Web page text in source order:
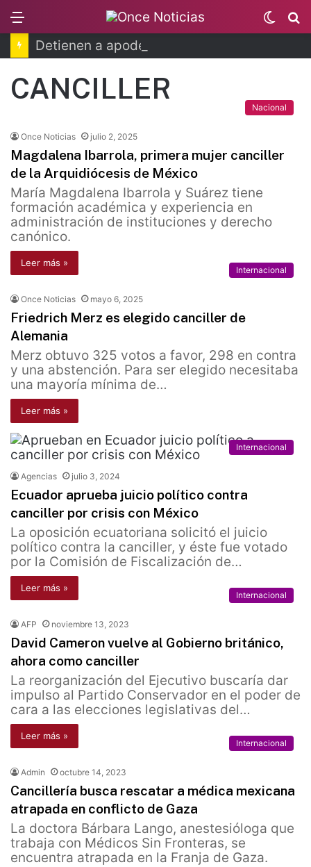
Detienen a apoderada legal de Ingemar
Switch
skin
CANCILLER
Nacional
Once Noticias julio 2, 2025
Magdalena Ibarrola, primera mujer canciller
de la Arquidiócesis de México
María Magdalena Ibarrola y Suárez tiene
formación académica y experiencia en
administración de instituciones y derecho
canónico.
Leer más »
Internacional
Once Noticias mayo 6, 2025
Friedrich Merz es elegido canciller de
Alemania
Merz obtuvo 325 votos a favor, 298 en contra
y una abstención. Para ser elegido necesitaba
una mayoría mínima de…
Leer más »
Internacional
Agencias julio 3, 2024
Ecuador aprueba juicio político contra
canciller por crisis con México
La oposición ecuatoriana solicitó el juicio
político contra la canciller, y éste fue votado
por la Comisión de Fiscalización de…
Leer más »
Internacional
AFP noviembre 13, 2023
David Cameron vuelve al Gobierno británico,
ahora como canciller
La reorganización del Ejecutivo buscaría dar
impulso al Partido Conservador en el poder de
cara a las elecciones legislativas del…
Leer más »
Internacional
Admin octubre 14, 2023
Cancillería busca rescatar a médica mexicana
atrapada en conflicto de Gaza
La doctora Bárbara Lango, anestesióloga que
trabaja con Médicos Sin Fronteras, se
encuentra atrapada en la Franja de Gaza.